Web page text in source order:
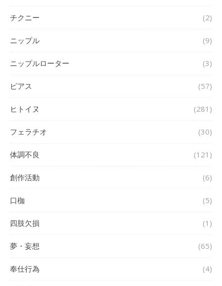
チクニー (2)
ニップル (9)
ニップルローター (3)
ピアス (57)
ヒトイヌ (281)
フェラチオ (30)
体調不良 (121)
創作活動 (6)
口枷 (5)
四肢欠損 (1)
夢・妄想 (65)
奉仕行為 (4)